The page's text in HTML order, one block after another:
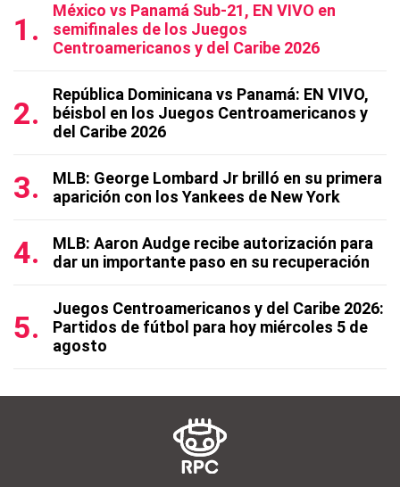
México vs Panamá Sub-21, EN VIVO en
semifinales de los Juegos
Centroamericanos y del Caribe 2026
República Dominicana vs Panamá: EN VIVO,
béisbol en los Juegos Centroamericanos y
del Caribe 2026
MLB: George Lombard Jr brilló en su primera
aparición con los Yankees de New York
MLB: Aaron Audge recibe autorización para
dar un importante paso en su recuperación
Juegos Centroamericanos y del Caribe 2026:
Partidos de fútbol para hoy miércoles 5 de
agosto